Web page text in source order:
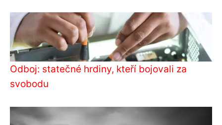
Odboj: statečné hrdiny, kteří bojovali za
svobodu